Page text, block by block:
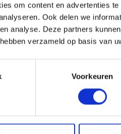
om content en advertenties
Ook delen we
analyse. Deze partners
verzameld op basis van
Voorkeuren
REDFOX® GOOTUITLOOP 125MM |
MAGNELIS | 90MM